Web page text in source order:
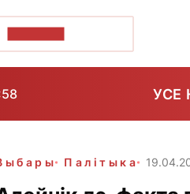
УСЕ
Палітыка